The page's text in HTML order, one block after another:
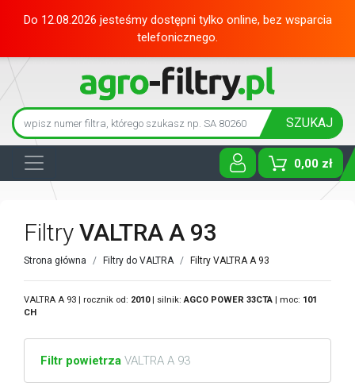
Do 12.08.2026 jesteśmy dostępni tylko online, bez wsparcia
telefonicznego.
SZUKAJ
0,00 zł
Toggle
Filtry VALTRA A 93
Strona główna Filtry do VALTRA Filtry VALTRA A 93
VALTRA A 93 | rocznik od: 2010| silnik:AGCO POWER 33CTA | moc: 101
CH
Filtr powietrza VALTRA A 93